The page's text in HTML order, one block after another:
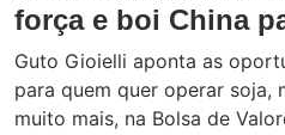
força e boi China
Guto Gioielli aponta as
para quem quer operar soja,
muito mais, na Bolsa de